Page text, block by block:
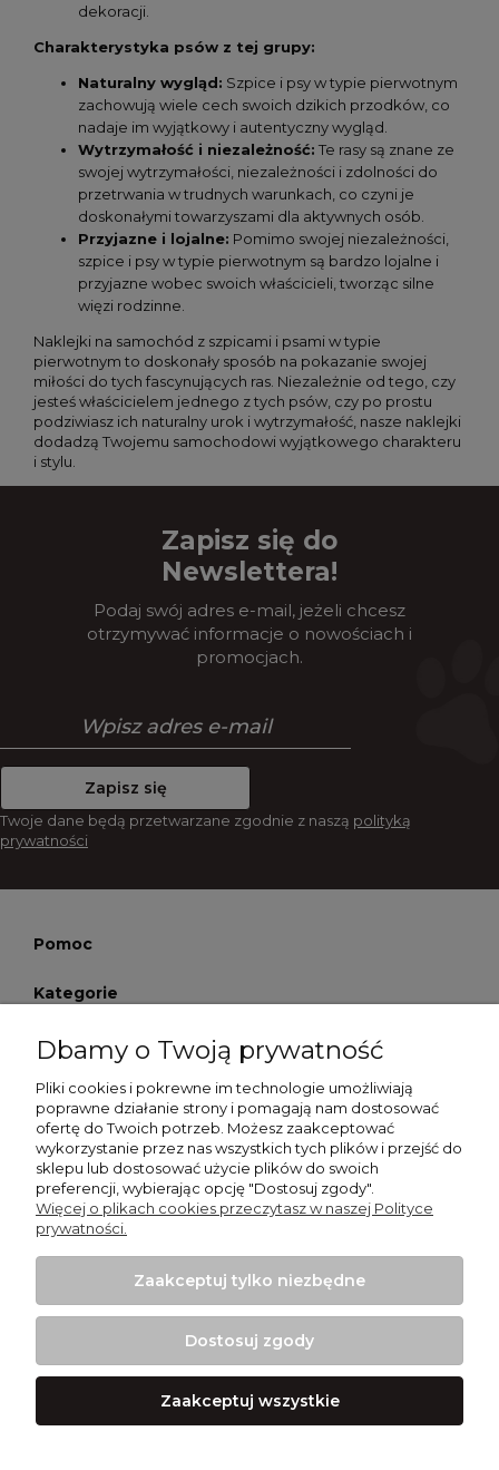
dekoracji.
Charakterystyka psów z tej grupy:
Naturalny wygląd: Szpice i psy w typie pierwotnym
zachowują wiele cech swoich dzikich przodków, co
nadaje im wyjątkowy i autentyczny wygląd.
Wytrzymałość i niezależność: Te rasy są znane ze
swojej wytrzymałości, niezależności i zdolności do
przetrwania w trudnych warunkach, co czyni je
doskonałymi towarzyszami dla aktywnych osób.
Przyjazne i lojalne: Pomimo swojej niezależności,
szpice i psy w typie pierwotnym są bardzo lojalne i
przyjazne wobec swoich właścicieli, tworząc silne
więzi rodzinne.
Naklejki na samochód z szpicami i psami w typie
pierwotnym to doskonały sposób na pokazanie swojej
miłości do tych fascynujących ras. Niezależnie od tego, czy
jesteś właścicielem jednego z tych psów, czy po prostu
podziwiasz ich naturalny urok i wytrzymałość, nasze naklejki
dodadzą Twojemu samochodowi wyjątkowego charakteru
i stylu.
Zapisz się do
Newslettera!
Podaj swój adres e-mail, jeżeli chcesz
otrzymywać informacje o nowościach i
promocjach.
Zapisz się
Twoje dane będą przetwarzane zgodnie z naszą polityką
prywatności
Pomoc
Kategorie
Moje konto
Płatności i dostawa
Informacje
O nas
Smycz dla psa
Obroża dla psa
Projekt i wykonanie:Ecommercy.pl
Dbamy o Twoją prywatność
Pliki cookies i pokrewne im technologie umożliwiają
poprawne działanie strony i pomagają nam dostosować
ofertę do Twoich potrzeb. Możesz zaakceptować
wykorzystanie przez nas wszystkich tych plików i przejść do
sklepu lub dostosować użycie plików do swoich
preferencji, wybierając opcję "Dostosuj zgody".
Więcej o plikach cookies przeczytasz w naszej Polityce
prywatności.
Zaakceptuj tylko niezbędne
Dostosuj zgody
Zaakceptuj wszystkie